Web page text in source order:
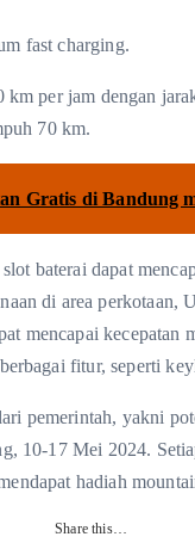
fast charging.
per jam dengan
70 km.
Gratis di Bandung
baterai dapat
di area
mencapai kecepatan
fitur, seperti
pemerintah, yakni
10-17 Mei 2024.
hadiah
Share this…